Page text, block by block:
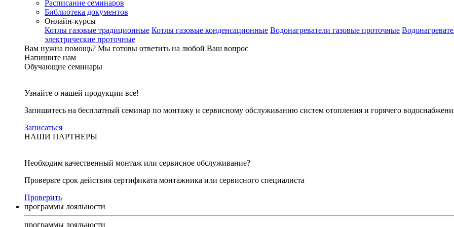
Расписание семинаров
Библиотека документов
Онлайн-курсы
Котлы газовые традиционные Котлы газовые конденсационные Водонагреватели газовые проточные
электрические проточные
Вам нужна помощь? Мы готовы ответить на любой Ваш вопрос
Напишите нам
Обучающие семинары
Узнайте о нашей продукции все!
Запишитесь на бесплатный семинар по монтажу и сервисному обслуживанию систем отопления и горячего
Записаться
НАШИ ПАРТНЕРЫ
Необходим качественный монтаж или сервисное обслуживание?
Проверьте срок действия сертификата монтажника или сервисного специалиста
Проверить
программы лояльности
программы лояльности